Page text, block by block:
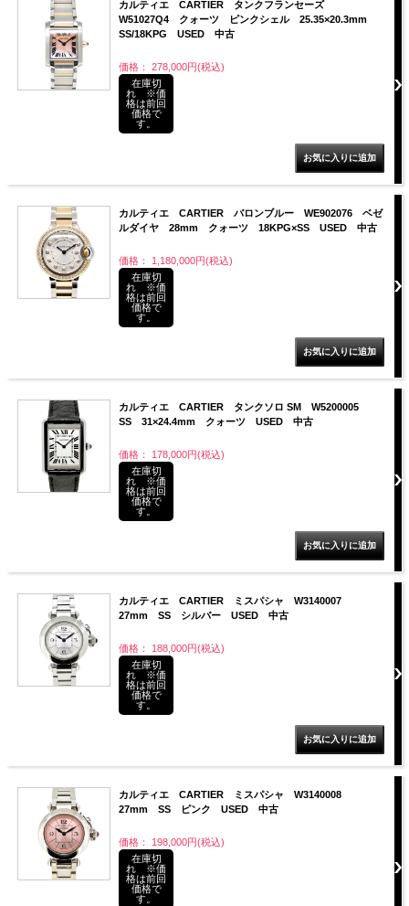
カルティエ CARTIER タンクフランセーズ
W51027Q4 クォーツ ピンクシェル 25.35×20.3mm
SS/18KPG USED 中古
価格： 278,000円(税込)
在庫切
れ ※価
格は前回
価格で
す。
カルティエ CARTIER バロンブルー WE902076 ベゼ
ルダイヤ 28mm クォーツ 18KPG×SS USED 中古
価格： 1,180,000円(税込)
在庫切
れ ※価
格は前回
価格で
す。
カルティエ CARTIER タンクソロ SM W5200005
SS 31×24.4mm クォーツ USED 中古
価格： 178,000円(税込)
在庫切
れ ※価
格は前回
価格で
す。
カルティエ CARTIER ミスパシャ W3140007
27mm SS シルバー USED 中古
価格： 188,000円(税込)
在庫切
れ ※価
格は前回
価格で
す。
カルティエ CARTIER ミスパシャ W3140008
27mm SS ピンク USED 中古
価格： 198,000円(税込)
在庫切
れ ※価
格は前回
価格で
す。